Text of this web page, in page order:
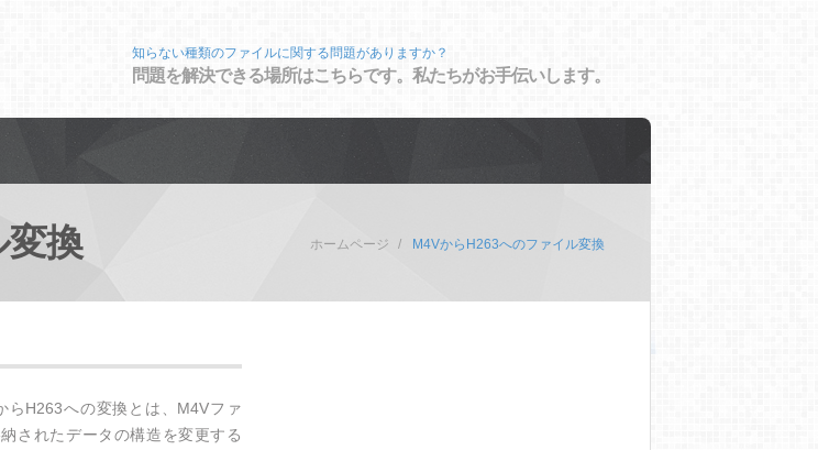
知らない種類のファイルに関する問題がありますか？
問題を解決できる場所はこちらです。私たちがお手伝いします。
換 ホームページ M4VからH263へのファイル変換
らH263への変換とは、M4Vファ
されたデータの構造を変更する